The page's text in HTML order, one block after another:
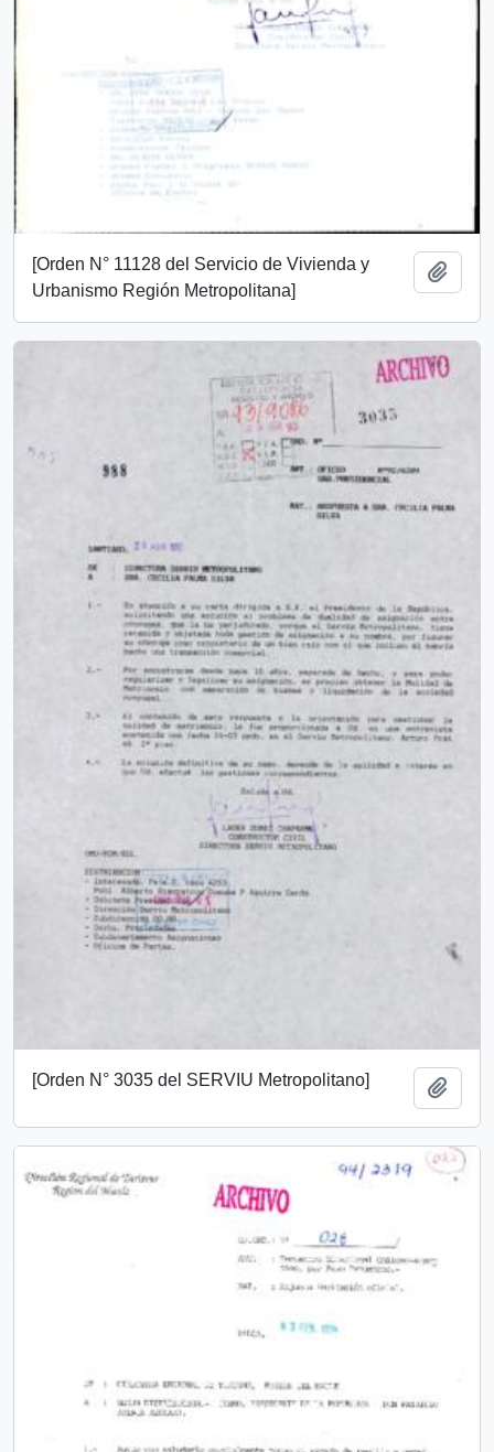
[Orden N° 11128 del Servicio de Vivienda y
Urbanismo Región Metropolitana]
[Orden N° 3035 del SERVIU Metropolitano]